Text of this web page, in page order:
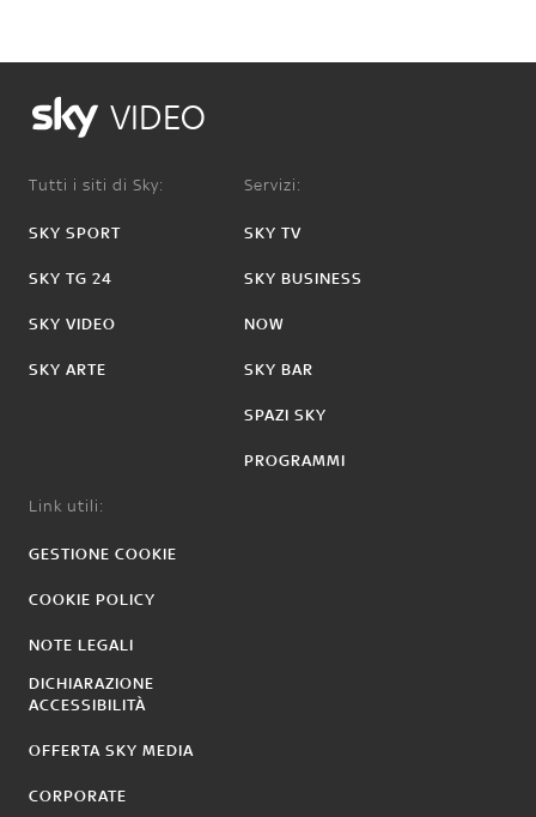
VIDEO
Tutti i siti di Sky:
SKY SPORT
SKY TG 24
SKY VIDEO
SKY ARTE
Servizi:
SKY TV
SKY BUSINESS
NOW
SKY BAR
SPAZI SKY
PROGRAMMI
Link utili:
GESTIONE COOKIE
COOKIE POLICY
NOTE LEGALI
DICHIARAZIONE
ACCESSIBILITÀ
OFFERTA SKY MEDIA
CORPORATE